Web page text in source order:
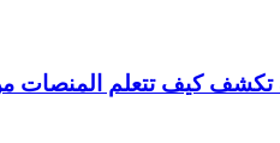
تكشف كيف تتعلم